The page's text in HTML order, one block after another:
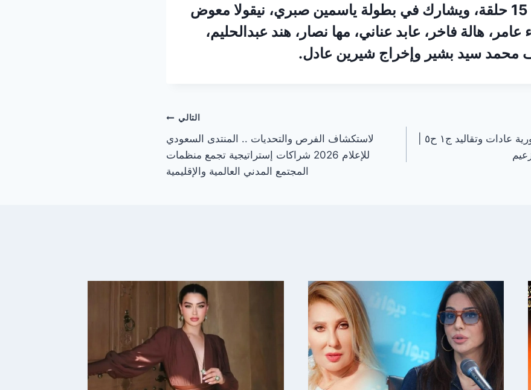
يتكون العمل من 15 حلقة، ويشارك في بطولة ياسمين صبري، نيقولا معوض
هالة فاخر، عابد عناني، مها نصار، هند عبدالحليم،
محمد سيد بشير وإخراج شيرين عادل.
التالي
لاستكشاف الفرص والتحديات .. المنتدى السعودي
للإعلام 2026 شراكات إستراتيجية تجمع منظمات
المجتمع المدني العالمية والإقليمية